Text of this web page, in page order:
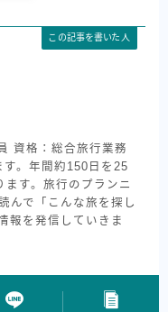
この記事を書いた人
資格：総合旅行業務
。年間約150日を25
す。旅行のプランニ
んで「こんな旅を探し
報を発信していきま